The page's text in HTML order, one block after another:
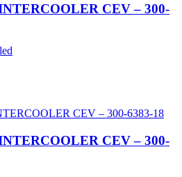
CEV – 300-
CEV – 300-